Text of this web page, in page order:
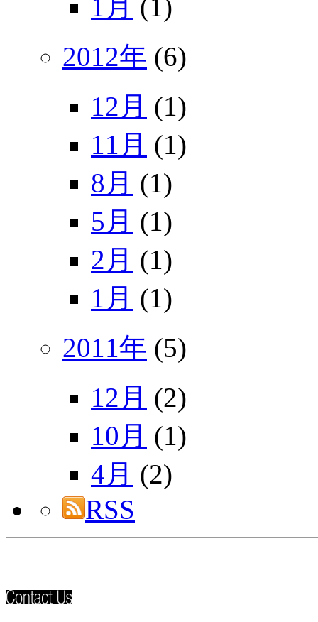
1月 (1)
2012年 (6)
12月 (1)
11月 (1)
8月 (1)
5月 (1)
2月 (1)
1月 (1)
2011年 (5)
12月 (2)
10月 (1)
4月 (2)
RSS